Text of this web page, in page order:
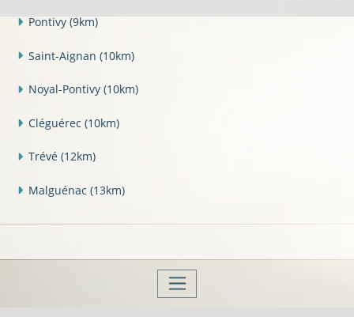
Pontivy (9km)
Saint-Aignan (10km)
Noyal-Pontivy (10km)
Cléguérec (10km)
Trévé (12km)
Malguénac (13km)